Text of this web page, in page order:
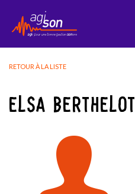
RETOUR À LA LISTE
ELSA BERTHELOT